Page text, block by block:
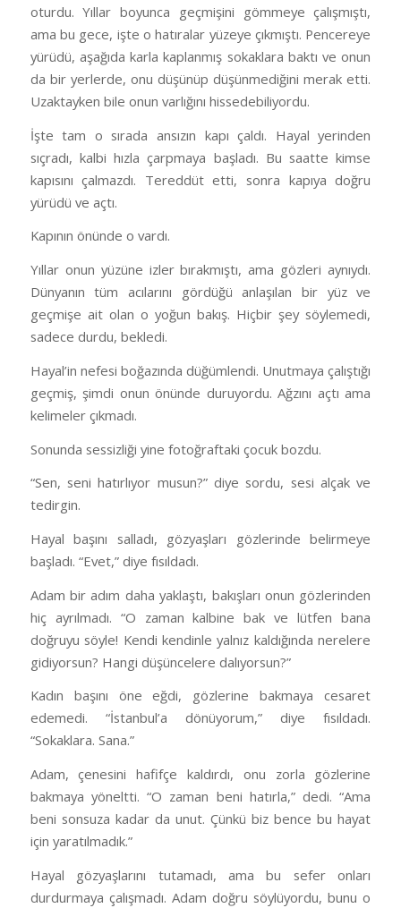
oturdu. Yıllar boyunca geçmişini gömmeye çalışmıştı,
ama bu gece, işte o hatıralar yüzeye çıkmıştı. Pencereye
yürüdü, aşağıda karla kaplanmış sokaklara baktı ve onun
da bir yerlerde, onu düşünüp düşünmediğini merak etti.
Uzaktayken bile onun varlığını hissedebiliyordu.
İşte tam o sırada ansızın kapı çaldı. Hayal yerinden
sıçradı, kalbi hızla çarpmaya başladı. Bu saatte kimse
kapısını çalmazdı. Tereddüt etti, sonra kapıya doğru
yürüdü ve açtı.
Kapının önünde o vardı.
Yıllar onun yüzüne izler bırakmıştı, ama gözleri aynıydı.
Dünyanın tüm acılarını gördüğü anlaşılan bir yüz ve
geçmişe ait olan o yoğun bakış. Hiçbir şey söylemedi,
sadece durdu, bekledi.
Hayal’in nefesi boğazında düğümlendi. Unutmaya çalıştığı
geçmiş, şimdi onun önünde duruyordu. Ağzını açtı ama
kelimeler çıkmadı.
Sonunda sessizliği yine fotoğraftaki çocuk bozdu.
“Sen, seni hatırlıyor musun?” diye sordu, sesi alçak ve
tedirgin.
Hayal başını salladı, gözyaşları gözlerinde belirmeye
başladı. “Evet,” diye fısıldadı.
Adam bir adım daha yaklaştı, bakışları onun gözlerinden
hiç ayrılmadı. “O zaman kalbine bak ve lütfen bana
doğruyu söyle! Kendi kendinle yalnız kaldığında nerelere
gidiyorsun? Hangi düşüncelere dalıyorsun?”
Kadın başını öne eğdi, gözlerine bakmaya cesaret
edemedi. “İstanbul’a dönüyorum,” diye fısıldadı.
“Sokaklara. Sana.”
Adam, çenesini hafifçe kaldırdı, onu zorla gözlerine
bakmaya yöneltti. “O zaman beni hatırla,” dedi. “Ama
beni sonsuza kadar da unut. Çünkü biz bence bu hayat
için yaratılmadık.”
Hayal gözyaşlarını tutamadı, ama bu sefer onları
durdurmaya çalışmadı. Adam doğru söylüyordu, bunu o